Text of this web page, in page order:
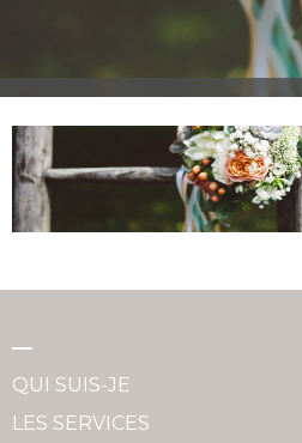
QUI SUIS-JE
LES SERVICES